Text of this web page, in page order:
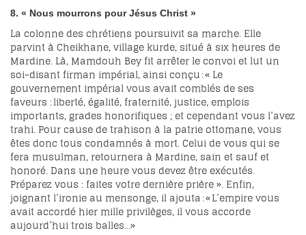
8. « Nous mourrons pour Jésus Christ »
La colonne des chrétiens poursuivit sa marche. Elle
parvint à Cheikhane, village kurde, situé à six heures de
Mardine. Là, Mamdouh Bey fit arrêter le convoi et lut un
soi-disant firman impérial, ainsi conçu : « Le
gouvernement impérial vous avait comblés de ses
faveurs : liberté, égalité, fraternité, justice, emplois
importants, grades honorifiques ; et cependant vous l’avez
trahi. Pour cause de trahison à la patrie ottomane, vous
êtes donc tous condamnés à mort. Celui de vous qui se
fera musulman, retournera à Mardine, sain et sauf et
honoré. Dans une heure vous devez être exécutés.
Préparez vous : faites votre dernière prière ». Enfin,
joignant l’ironie au mensonge, il ajouta : « L’empire vous
avait accordé hier mille privilèges, il vous accorde
aujourd’hui trois balles…»